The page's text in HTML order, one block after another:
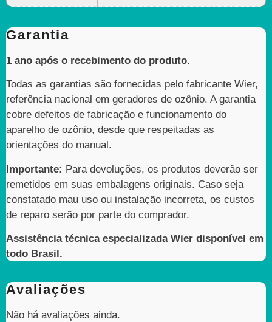
Garantia
1 ano após o recebimento do produto.
Todas as garantias são fornecidas pelo fabricante Wier,
referência nacional em geradores de ozônio. A garantia
cobre defeitos de fabricação e funcionamento do
aparelho de ozônio, desde que respeitadas as
orientações do manual.
Importante: Para devoluções, os produtos deverão ser
remetidos em suas embalagens originais. Caso seja
constatado mau uso ou instalação incorreta, os custos
de reparo serão por parte do comprador.
Assistência técnica especializada Wier disponível em
todo Brasil.
Avaliações
Não há avaliações ainda.